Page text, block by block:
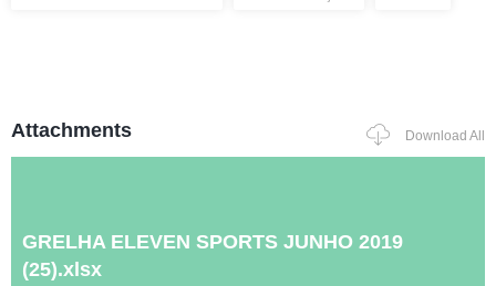
Attachments Download All
GRELHA ELEVEN SPORTS JUNHO 2019
(25).xlsx